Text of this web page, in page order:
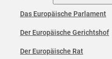
Das Europäische Parlament
Der Europäische Gerichtshof
Der Europäische Rat